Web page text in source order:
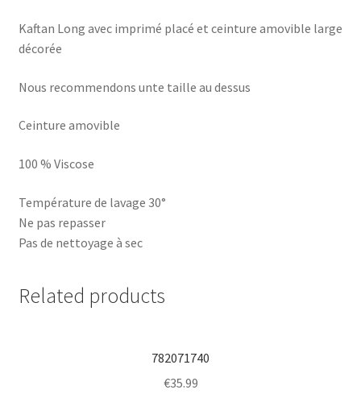
Kaftan Long avec imprimé placé et ceinture amovible large
décorée
Nous recommendons unte taille au dessus
Ceinture amovible
100 % Viscose
Température de lavage 30°
Ne pas repasser
Pas de nettoyage à sec
Related products
782071740
€35.99